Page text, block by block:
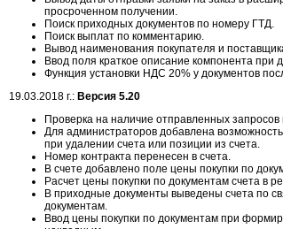
просроченном получении.
Поиск приходных документов по номеру ГТД.
Поиск выплат по комментарию.
Вывод наименования покупателя и
Ввод поля краткое описание компонента при
Функция установки НДС 20% у документов
19.03.2018 г.: Версия 5.20
Проверка на наличие отправленных
Для администраторов добавлена
при удалении счета или позиции из счета.
Номер контракта перенесен в счета.
В счете добавлено поле цены покупки по
Расчет цены покупки по документам счета в
В приходные документы выведены счета по
документам.
Ввод цены покупки по документам при